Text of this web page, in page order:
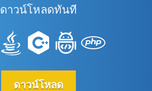
ดาวน์โหลดทันที
ดาวน์โหลด